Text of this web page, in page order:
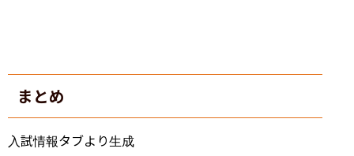
まとめ
入試情報タブより生成